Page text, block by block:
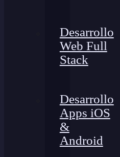
Desarrollo
Web Full
Stack
Desarrollo
Apps iOS
&
Android